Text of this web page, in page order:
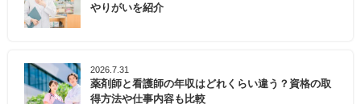
やりがいを紹介
2026.7.31
薬剤師と看護師の年収はどれくらい違う？資格の取
得方法や仕事内容も比較